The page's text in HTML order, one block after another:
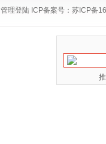
管理登陆 ICP备案号： 苏ICP备